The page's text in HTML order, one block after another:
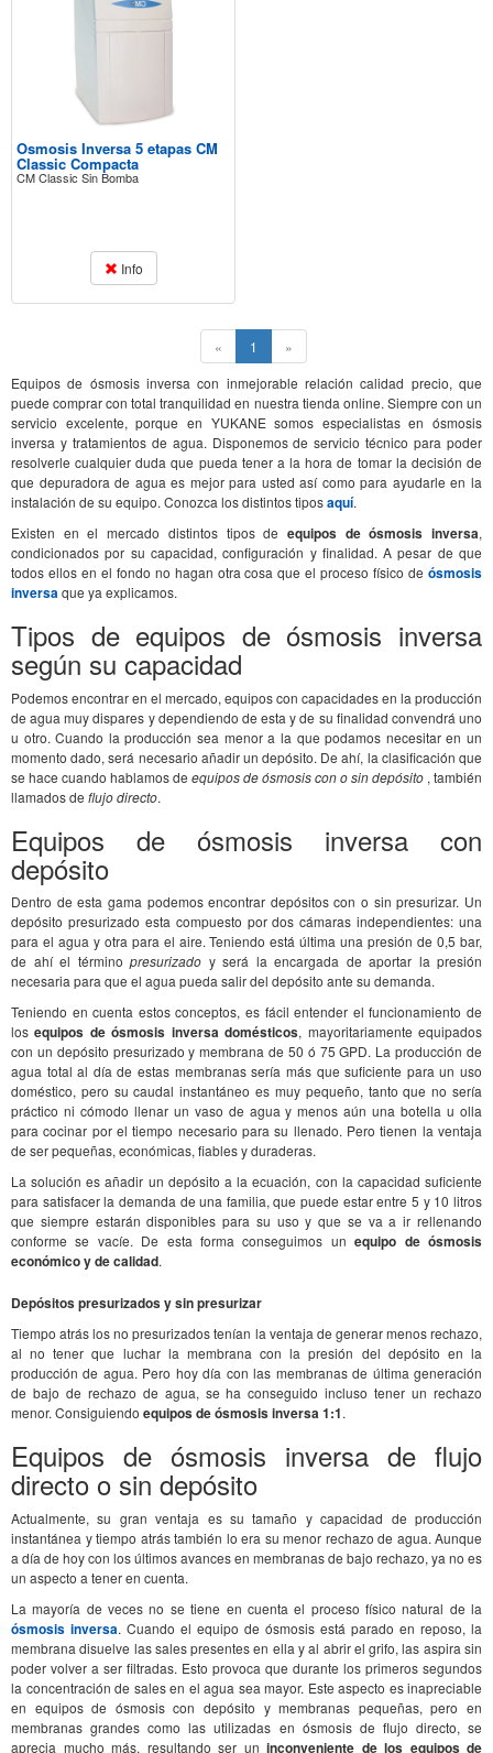
Osmosis Inversa 5 etapas CM
Classic Compacta
CM Classic Sin Bomba
Info
« 1 (current)
»
Equipos de ósmosis inversa con inmejorable relación calidad precio, que
puede comprar con total tranquilidad en nuestra tienda online. Siempre con un
servicio excelente, porque en YUKANE somos especialistas en ósmosis
inversa y tratamientos de agua. Disponemos de servicio técnico para poder
resolverle cualquier duda que pueda tener a la hora de tomar la decisión de
que depuradora de agua es mejor para usted así como para ayudarle en la
instalación de su equipo. Conozca los distintos tiposaquí.
Existen en el mercado distintos tipos de equipos de ósmosis inversa,
condicionados por su capacidad, configuración y finalidad. A pesar de que
todos ellos en el fondo no hagan otra cosa que el proceso físico de ósmosis
inversaque ya explicamos.
Tipos de equipos de ósmosis inversa
según su capacidad
Podemos encontrar en el mercado, equipos con capacidades en la producción
de agua muy dispares y dependiendo de esta y de su finalidad convendrá uno
u otro. Cuando la producción sea menor a la que podamos necesitar en un
momento dado, será necesario añadir un depósito. De ahí, la clasificación que
se hace cuando hablamos de equipos de ósmosis con o sin depósito , también
llamados de flujo directo.
Equipos de ósmosis inversa con
depósito
Dentro de esta gama podemos encontrar depósitos con o sin presurizar. Un
depósito presurizado esta compuesto por dos cámaras independientes: una
para el agua y otra para el aire. Teniendo está última una presión de 0,5 bar,
de ahí el término presurizado y será la encargada de aportar la presión
necesaria para que el agua pueda salir del depósito ante su demanda.
Teniendo en cuenta estos conceptos, es fácil entender el funcionamiento de
losequipos de ósmosis inversa domésticos, mayoritariamente equipados
con un depósito presurizado y membrana de 50 ó 75 GPD. La producción de
agua total al día de estas membranas sería más que suficiente para un uso
doméstico, pero su caudal instantáneo es muy pequeño, tanto que no sería
práctico ni cómodo llenar un vaso de agua y menos aún una botella u olla
para cocinar por el tiempo necesario para su llenado. Pero tienen la ventaja
de ser pequeñas, económicas, fiables y duraderas.
La solución es añadir un depósito a la ecuación, con la capacidad suficiente
para satisfacer la demanda de una familia, que puede estar entre 5 y 10 litros
que siempre estarán disponibles para su uso y que se va a ir rellenando
conforme se vacíe. De esta forma conseguimos unequipo de ósmosis
económico y de calidad.
Depósitos presurizados y sin presurizar
Tiempo atrás los no presurizados tenían la ventaja de generar menos rechazo,
al no tener que luchar la membrana con la presión del depósito en la
producción de agua. Pero hoy día con las membranas de última generación
de bajo de rechazo de agua, se ha conseguido incluso tener un rechazo
menor. Consiguiendo equipos de ósmosis inversa 1:1.
Equipos de ósmosis inversa de flujo
directo o sin depósito
Actualmente, su gran ventaja es su tamaño y capacidad de producción
instantánea y tiempo atrás también lo era su menor rechazo de agua. Aunque
a día de hoy con los últimos avances en membranas de bajo rechazo, ya no es
un aspecto a tener en cuenta.
La mayoría de veces no se tiene en cuenta el proceso físico natural de la
ósmosis inversa. Cuando el equipo de ósmosis está parado en reposo, la
membrana disuelve las sales presentes en ella y al abrir el grifo, las aspira sin
poder volver a ser filtradas. Esto provoca que durante los primeros segundos
la concentración de sales en el agua sea mayor. Este aspecto es inapreciable
en equipos de ósmosis con depósito y membranas pequeñas, pero en
membranas grandes como las utilizadas en ósmosis de flujo directo, se
aprecia mucho más, resultando ser un inconveniente de los equipos de